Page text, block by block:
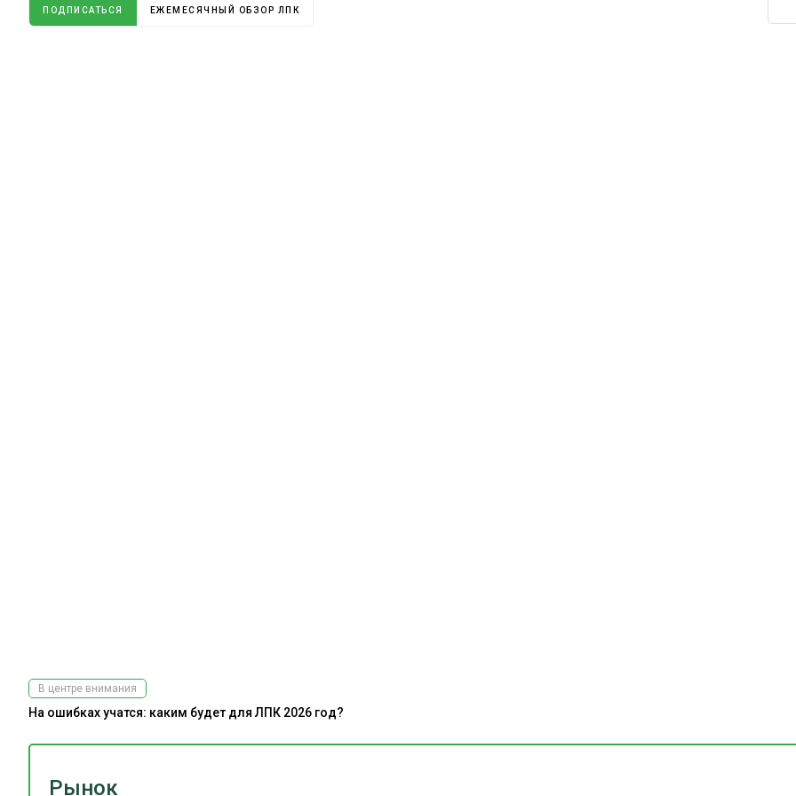
Рынок
ПОДПИСАТЬСЯ ЕЖЕМЕСЯЧНЫЙ ОБЗОР ЛПК
В центре внимания
На ошибках учатся: каким будет для ЛПК 2026 год?